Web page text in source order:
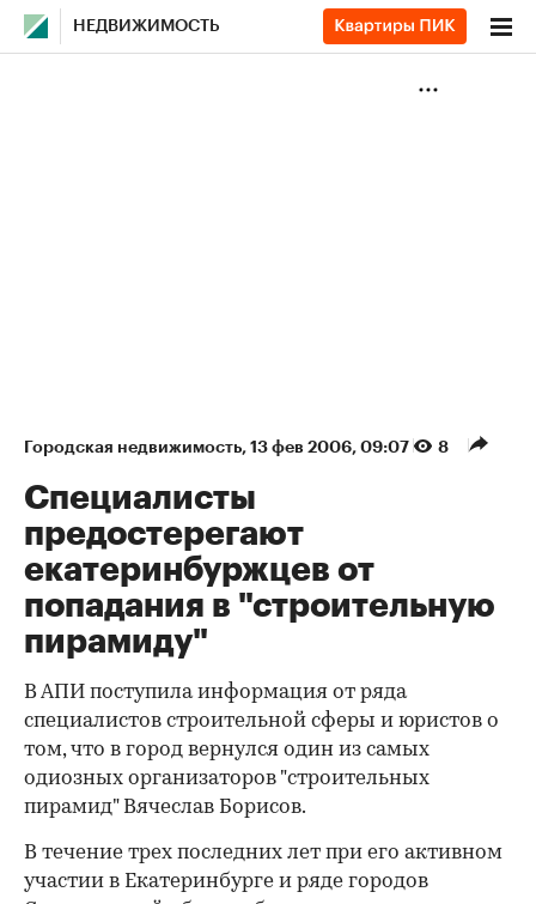
НЕДВИЖИМОСТЬ
Городская недвижимость⁠, 13 фев 2006, 09:07 8
Специалисты
предостерегают
екатеринбуржцев от
попадания в "строительную
пирамиду"
В АПИ поступила информация от ряда
специалистов строительной сферы и юристов о
том, что в город вернулся один из самых
одиозных организаторов "строительных
пирамид" Вячеслав Борисов.
В течение трех последних лет при его активном
участии в Екатеринбурге и ряде городов